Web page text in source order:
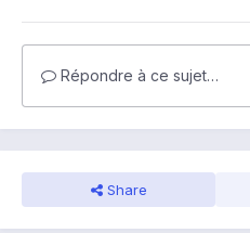
Répondre à ce sujet…
Share